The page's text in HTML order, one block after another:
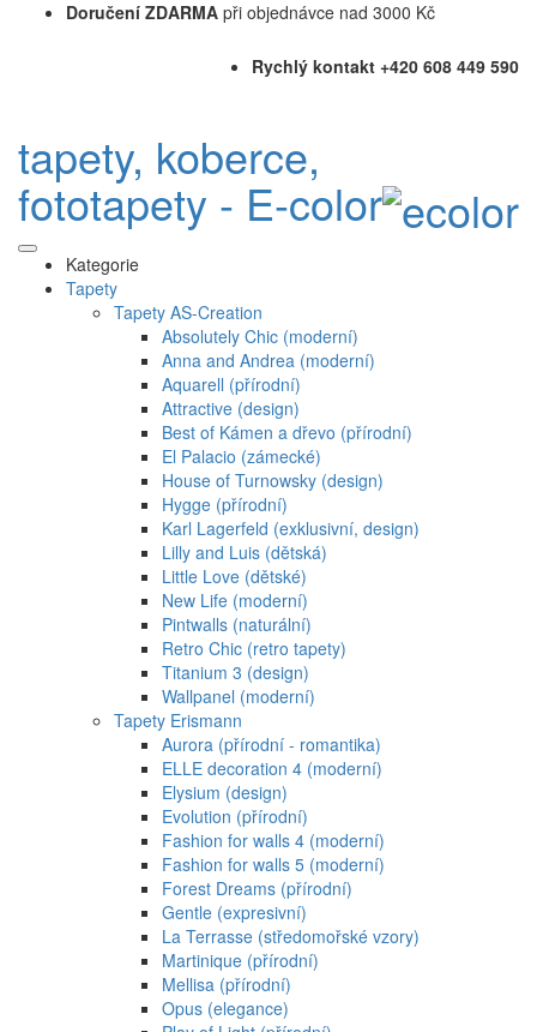
Doručení ZDARMA při objednávce nad 3000 Kč
Rychlý kontakt +420 608 449 590
tapety, koberce,
fototapety - E-color
Kategorie
Tapety
Tapety AS-Creation
Absolutely Chic (moderní)
Anna and Andrea (moderní)
Aquarell (přírodní)
Attractive (design)
Best of Kámen a dřevo (přírodní)
El Palacio (zámecké)
House of Turnowsky (design)
Hygge (přírodní)
Karl Lagerfeld (exklusivní, design)
Lilly and Luis (dětská)
Little Love (dětské)
New Life (moderní)
Pintwalls (naturální)
Retro Chic (retro tapety)
Titanium 3 (design)
Wallpanel (moderní)
Tapety Erismann
Aurora (přírodní - romantika)
ELLE decoration 4 (moderní)
Elysium (design)
Evolution (přírodní)
Fashion for walls 4 (moderní)
Fashion for walls 5 (moderní)
Forest Dreams (přírodní)
Gentle (expresivní)
La Terrasse (středomořské vzory)
Martinique (přírodní)
Mellisa (přírodní)
Opus (elegance)